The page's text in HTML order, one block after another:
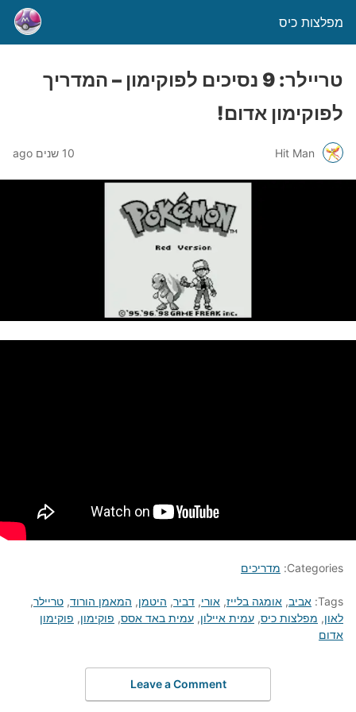
מפלצות כיס
טריילר: 9 נסיכים לפוקימון – המדריך
לפוקימון אדום!
Hit Man 10 שנים ago
Categories: מדריכים
Tags: אביב, אומגה בלייז, אורי, דביר, היטמן, המאמן הורוד, טריילר,
לאון, מפלצות כיס, עמית איילון, עמית באד אסס, פוקימון, פוקימון
אדום
Leave a Comment